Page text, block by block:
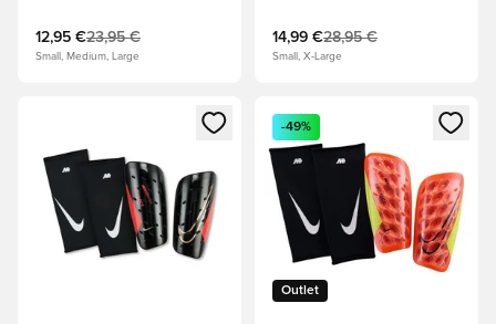
12,95 €23,95 €
Small, Medium, Large
rosa
14,99 €28,95 €
Small, X-Large
Abre un modal para iniciar sesión o registrarse como
Abre un modal para iniciar
Outlet
-49%